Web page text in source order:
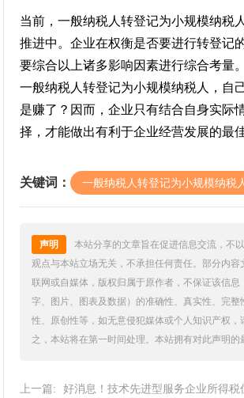
当前，一般纳税人转登记为小规模纳税
推进中。企业在权衡是否要进行转登记
要综合以上诸多影响因素进行综合考量
一般纳税人转登记为小规模纳税人，自
是赚了？因而，企业只有结合自身实际
择，才能做出有利于企业经营发展的最
关键词： 一般纳税人转登记为小规模纳税
声明
本站分享的文章旨在促进信息交流，不
观点与本站立场无关，不承担任何责任。部分内容
联网或自媒体，版权归属于原作者，不保证该信息
字、图片、图表及数据）的准确性、真实性、完整
性、原创性等，如无意侵犯媒体或个人知识产权，
之，本站将在第一时间处理。本站拥有对此声明的
上一篇:
好消息！技术先进型服务企业所得税